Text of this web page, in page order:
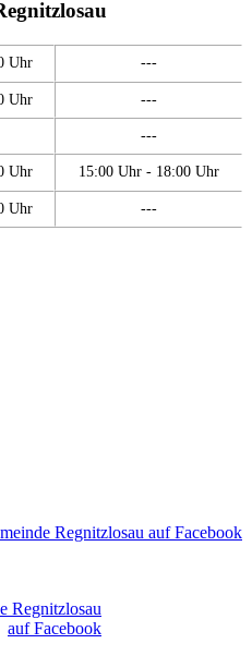
Uhr ---
Uhr ---
---
Uhr 15:00 Uhr - 18:00 Uhr
Uhr ---
Regnitzlosau auf Facebook